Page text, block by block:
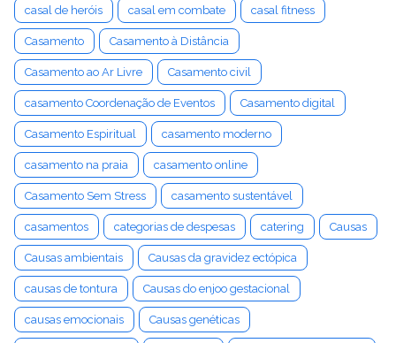
casal de heróis casal em combate casal fitness
Casamento Casamento à Distância
Casamento ao Ar Livre Casamento civil
casamento Coordenação de Eventos Casamento digital
Casamento Espiritual casamento moderno
casamento na praia casamento online
Casamento Sem Stress casamento sustentável
casamentos categorias de despesas catering Causas
Causas ambientais Causas da gravidez ectópica
causas de tontura Causas do enjoo gestacional
causas emocionais Causas genéticas